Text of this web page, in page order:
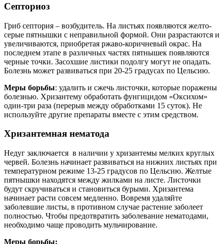
Септориоз
Гриб септория – возбудитель. На листьях появляются желто-
серые пятнышки с неправильной формой. Они разрастаются и
увеличиваются, приобретая ржаво-коричневый окрас. На
последнем этапе в различных частях пятнышек появляются
черные точки. Засохшие листики подолгу могут не опадать.
Болезнь может развиваться при 20-25 градусах по Цельсию.
Меры борьбы: удалить и сжечь листочки, которые поражены
болезнью. Хризантему обработать фунгицидом «Оксихом»
один-три раза (перерыв между обработками 15 суток). Не
используйте другие препараты вместе с этим средством.
Хризантемная нематода
Недуг заключается в наличии у хризантемы мелких круглых
червей. Болезнь начинает развиваться на нижних листьях при
температурном режиме 13-25 градусов по Цельсию. Желтые
пятнышки находятся между жилками на листе. Листочки
будут скручиваться и становиться бурыми. Хризантема
начинает расти совсем медленно. Вовремя удаляйте
заболевшие листы, в противном случае растение заболеет
полностью. Чтобы предотвратить заболевание нематодами,
необходимо чаще проводить мульчирование.
Меры борьбы: